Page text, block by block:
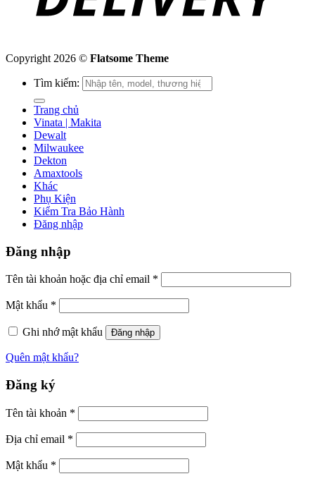
Copyright 2026 © Flatsome Theme
Tìm kiếm:
Trang chủ
Vinata | Makita
Dewalt
Milwaukee
Dekton
Amaxtools
Khác
Phụ Kiện
Kiểm Tra Bảo Hành
Đăng nhập
Đăng nhập
Tên tài khoản hoặc địa chỉ email *
Mật khẩu *
Ghi nhớ mật khẩu Đăng nhập
Quên mật khẩu?
Đăng ký
Tên tài khoản *
Địa chỉ email *
Mật khẩu *